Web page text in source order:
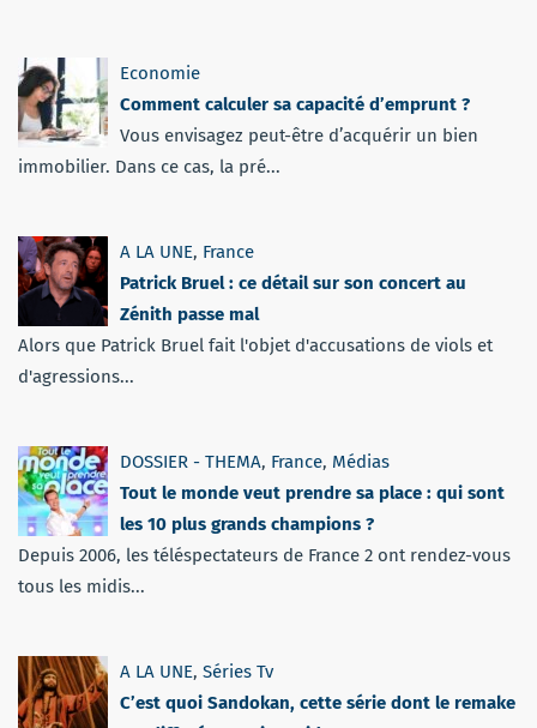
Economie
Comment calculer sa capacité d’emprunt ?
Vous envisagez peut-être d’acquérir un bien
immobilier. Dans ce cas, la pré...
A LA UNE, France
Patrick Bruel : ce détail sur son concert au
Zénith passe mal
Alors que Patrick Bruel fait l'objet d'accusations de viols et
d'agressions...
DOSSIER - THEMA, France, Médias
Tout le monde veut prendre sa place : qui sont
les 10 plus grands champions ?
Depuis 2006, les téléspectateurs de France 2 ont rendez-vous
tous les midis...
A LA UNE, Séries Tv
C’est quoi Sandokan, cette série dont le remake